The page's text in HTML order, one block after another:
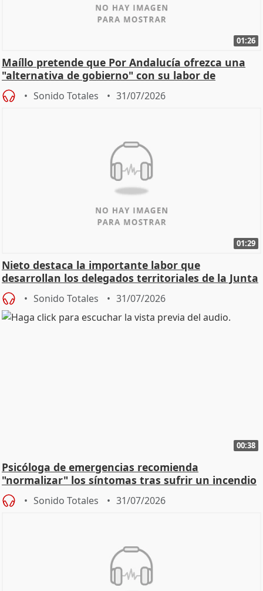
01:26
Maíllo pretende que Por Andalucía ofrezca una
"alternativa de gobierno" con su labor de
oposición
Sonido Totales 31/07/2026
01:29
Nieto destaca la importante labor que
desarrollan los delegados territoriales de la Junta
Sonido Totales 31/07/2026
00:38
Psicóloga de emergencias recomienda
"normalizar" los síntomas tras sufrir un incendio
Sonido Totales 31/07/2026